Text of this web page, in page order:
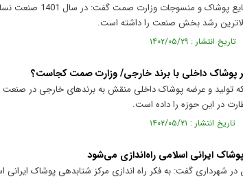
رشد بخش صنعت را داشته است.
پوشاک داخلی با برند خارجی/ وزارت صمت کجاست؟
تولید و عرضه پوشاک داخلی منقش به برندهای خارجی در صنعت
در این حوزه را داده است.
ایرانی اسلامی راه‌اندازی می‌شود
در شهرداری گفت: به فکر راه اندازی مرکز شتابدهی پوشاک